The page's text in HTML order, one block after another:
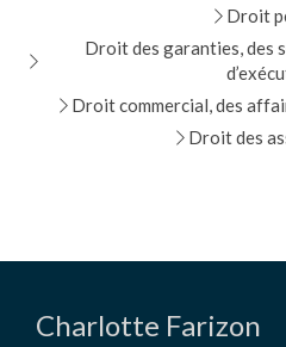
Droit
Droit des garanties, des
Droit commercial, des
Droit des
Charlotte Farizon